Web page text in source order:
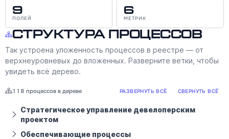
9
ПОЛЕЙ
6
МЕТРИК
Структура процессов
Так устроена уложенность процессов в реестре — от
верхнеуровневых до вложенных. Разверните ветки, чтобы
увидеть всё дерево.
118 процессов в дереве РАЗВЕРНУТЬ ВСЁ СВЕРНУТЬ ВСЁ
Стратегическое управление девелоперским
проектом
Обеспечивающие процессы